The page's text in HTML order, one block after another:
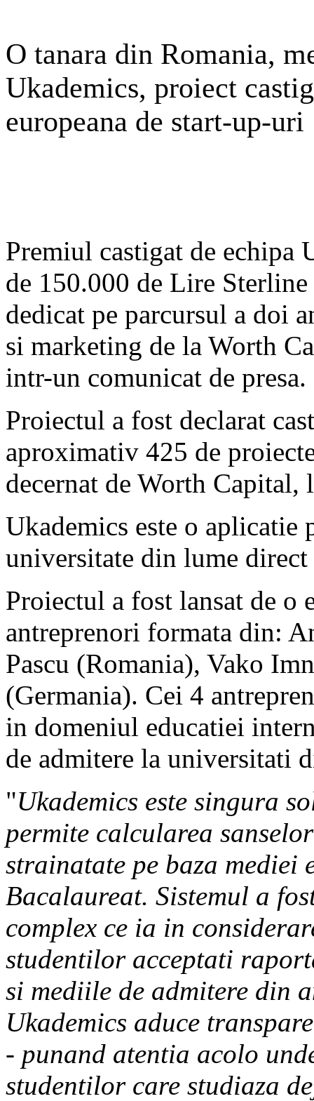
O tanara din Romania,
Ukademics, proiect
europeana de start-up-uri
Premiul castigat de echipa
de 150.000 de Lire
dedicat pe parcursul a doi
si marketing de la Worth
intr-un comunicat de presa.
Proiectul a fost declarat
aproximativ 425 de
decernat de Worth
Ukademics este o
universitate din lume
Proiectul a fost lansat de o
antreprenori formata din:
Pascu (Romania), Vako
(Germania). Cei 4
in domeniul educatiei
de admitere la universitati
"Ukademics este singura
permite calcularea
strainatate pe baza mediei
Bacalaureat. Sistemul a
complex ce ia in
studentilor acceptati
si mediile de admitere din
Ukademics aduce
- punand atentia acolo
studentilor care studiaza